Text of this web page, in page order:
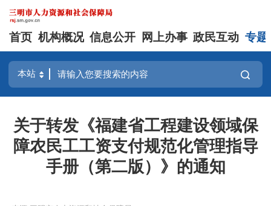
首页 机构概况 信息公开 网上办事 政民互动 专题
关于转发《福建省工程建设领域保
障农民工工资支付规范化管理指导
手册（第二版）》的通知